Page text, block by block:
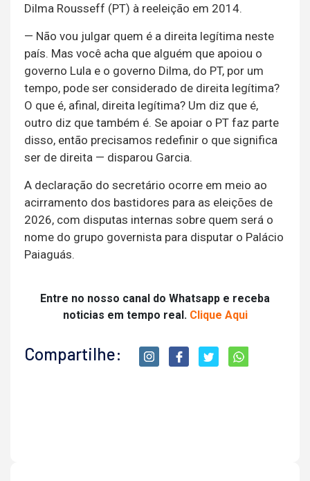
Dilma Rousseff (PT) à reeleição em 2014.
— Não vou julgar quem é a direita legítima neste
país. Mas você acha que alguém que apoiou o
governo Lula e o governo Dilma, do PT, por um
tempo, pode ser considerado de direita legítima?
O que é, afinal, direita legítima? Um diz que é,
outro diz que também é. Se apoiar o PT faz parte
disso, então precisamos redefinir o que significa
ser de direita — disparou Garcia.
A declaração do secretário ocorre em meio ao
acirramento dos bastidores para as eleições de
2026, com disputas internas sobre quem será o
nome do grupo governista para disputar o Palácio
Paiaguás.
Entre no nosso canal do Whatsapp e receba
noticias em tempo real. Clique Aqui
Compartilhe: